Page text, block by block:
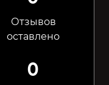
Отзывов
оставлено
0